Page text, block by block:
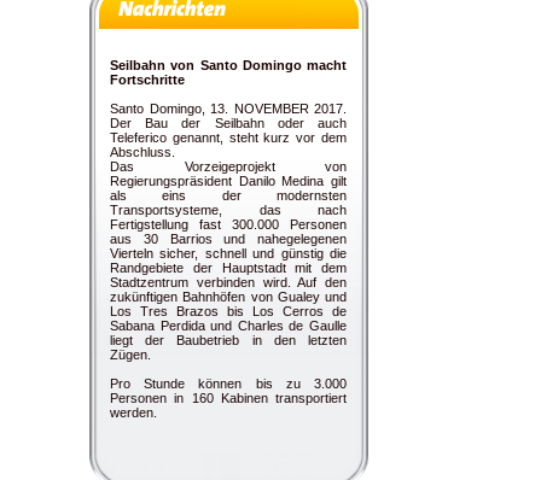
Seilbahn von Santo Domingo macht
Fortschritte
Santo Domingo, 13. NOVEMBER 2017.
Der Bau der Seilbahn oder auch
Teleferico genannt, steht kurz vor dem
Abschluss.
Das Vorzeigeprojekt von
Regierungspräsident Danilo Medina gilt
als eins der modernsten
Transportsysteme, das nach
Fertigstellung fast 300.000 Personen
aus 30 Barrios und nahegelegenen
Vierteln sicher, schnell und günstig die
Randgebiete der Hauptstadt mit dem
Stadtzentrum verbinden wird. Auf den
zukünftigen Bahnhöfen von Gualey und
Los Tres Brazos bis Los Cerros de
Sabana Perdida und Charles de Gaulle
liegt der Baubetrieb in den letzten
Zügen.
Pro Stunde können bis zu 3.000
Personen in 160 Kabinen transportiert
werden.